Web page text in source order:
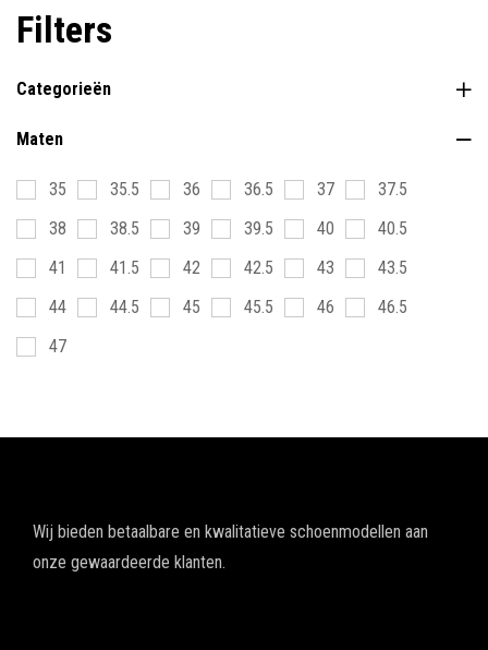
Filters
Categorieën
Maten
35 35.5 36 36.5 37
37.5
38
38.5 39 39.5 40
40.5
41
41.5 42 42.5 43
43.5
44
44.5 45 45.5 46
46.5
47
Wij bieden betaalbare en kwalitatieve schoenmodellen aan
onze gewaardeerde klanten.